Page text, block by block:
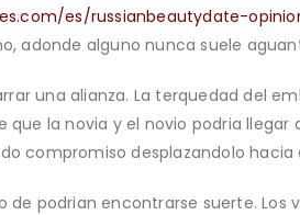
es/russianbeautydate-
adonde alguno nunca suele
una alianza. La terquedad del
que la novia y el novio podri­a
compromiso desplazandolo hacia
de podrian encontrarse suerte.